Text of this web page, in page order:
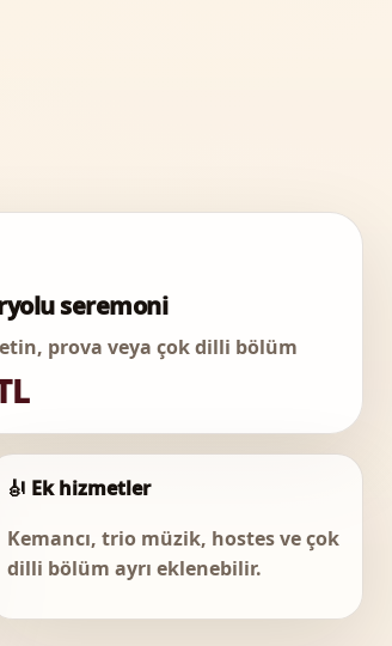
seremoni
prova veya çok dilli bölüm
🎻 Ek hizmetler
Kemancı, trio müzik, hostes ve çok
dilli bölüm ayrı eklenebilir.